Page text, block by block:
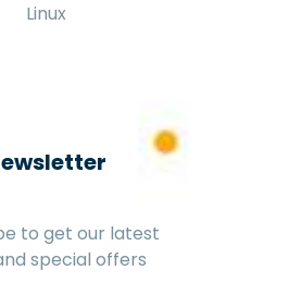
Linux
to get our latest
special offers